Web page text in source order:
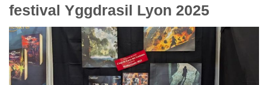
festival Yggdrasil Lyon 2025